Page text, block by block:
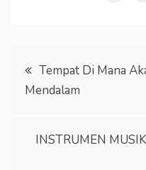
Post
navigation
Tempat Di Mana
Mendalam
INSTRUMEN